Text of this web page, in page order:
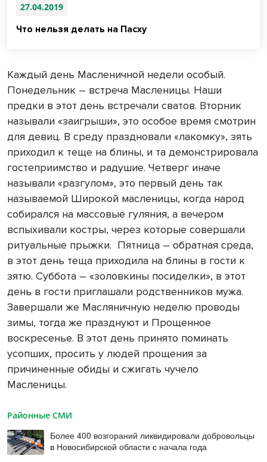
27.04.2019
Что нельзя делать на Пасху
Каждый день Масленичной недели особый.
Понедельник – встреча Масленицы. Наши
предки в этот день встречали сватов. Вторник
называли «заигрыши», это особое время смотрин
для девиц. В среду праздновали «лакомку», зять
приходил к теще на блины, и та демонстрировала
гостеприимство и радушие. Четверг иначе
называли «разгулом», это первый день так
называемой Широкой масленицы, когда народ
собирался на массовые гуляния, а вечером
вспыхивали костры, через которые совершали
ритуальные прыжки. Пятница – обратная среда,
в этот день теща приходила на блины в гости к
зятю. Суббота – «золовкины посиделки», в этот
день в гости приглашали родственников мужа.
Завершали же Масляничную неделю проводы
зимы, тогда же празднуют и Прощенное
воскресенье. В этот день принято поминать
усопших, просить у людей прощения за
причиненные обиды и сжигать чучело
Масленицы.
Районные СМИ
Более 400 возгораний ликвидировали добровольцы
в Новосибирской области с начала года